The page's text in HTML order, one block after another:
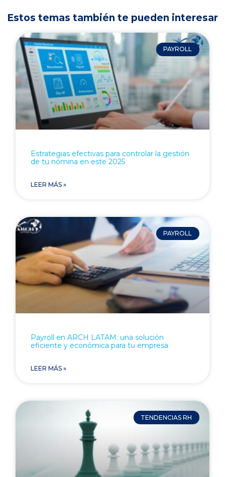
Estos temas también te pueden interesar
PAYROLL
Estrategias efectivas para controlar la gestión
de tu nómina en este 2025
LEER MÁS »
PAYROLL
Payroll en ARCH LATAM: una solución
eficiente y económica para tu empresa
LEER MÁS »
TENDENCIAS RH